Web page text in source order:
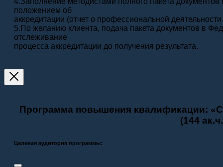
положением об
аккредитации (отчет о профессиональной деятельности
5.По желанию клиента, подача пакета документов в
отслеживание
процесса аккредитации до получения результата.
Программа повышения квалификации:
(144
Целевая аудитория программы: